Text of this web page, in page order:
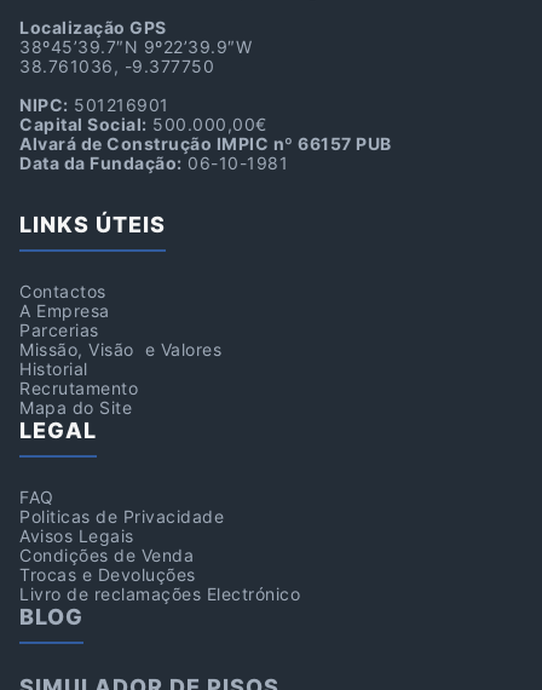
Localização GPS
38º45’39.7″N 9º22’39.9″W
38.761036, -9.377750
NIPC: 501216901
Capital Social: 500.000,00€
Alvará de Construção IMPIC nº 66157 PUB
Data da Fundação: 06-10-1981
LINKS ÚTEIS
Contactos
A Empresa
Parcerias
Missão, Visão e Valores
Historial
Recrutamento
Mapa do Site
LEGAL
FAQ
Politicas de Privacidade
Avisos Legais
Condições de Venda
Trocas e Devoluções
Livro de reclamações Electrónico
BLOG